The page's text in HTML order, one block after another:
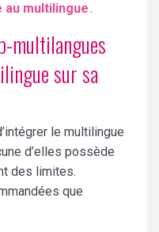
multilingue.
sur sa
le multilingue
d’elles possède
des limites.
que